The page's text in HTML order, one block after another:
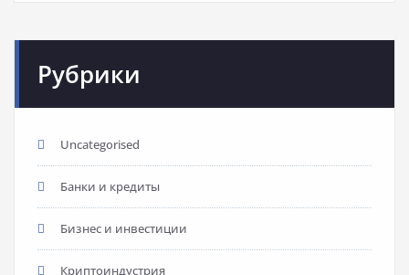
Рубрики
Uncategorised
Банки и кредиты
Бизнес и инвестиции
Криптоиндустрия